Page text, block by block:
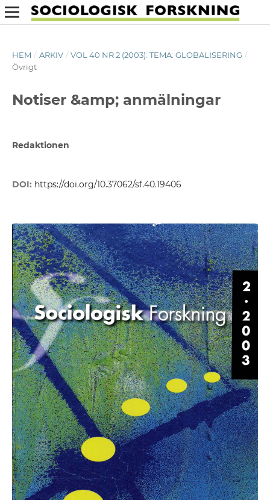
HEM / ARKIV / VOL 40 NR 2 (2003): TEMA: GLOBALISERING /
Övrigt
Notiser &amp; anmälningar
Redaktionen
DOI: https://doi.org/10.37062/sf.40.19406